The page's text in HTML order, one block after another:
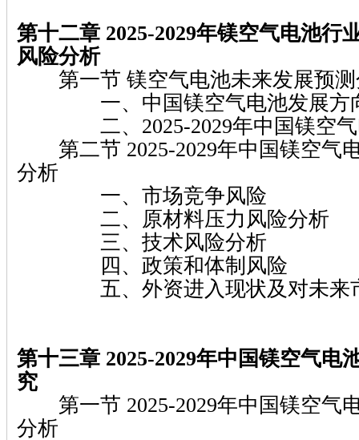
第十二章 2025-2029年镁空气电池行
风险分析
第一节 镁空气电池未来发展预测
一、中国镁空气电池发展方
二、2025-2029年中国镁空气
第二节 2025-2029年中国镁空气
分析
一、市场竞争风险
二、原材料压力风险分析
三、技术风险分析
四、政策和体制风险
五、外资进入现状及对未来
第十三章 2025-2029年中国镁空气电
究
第一节 2025-2029年中国镁空气
分析